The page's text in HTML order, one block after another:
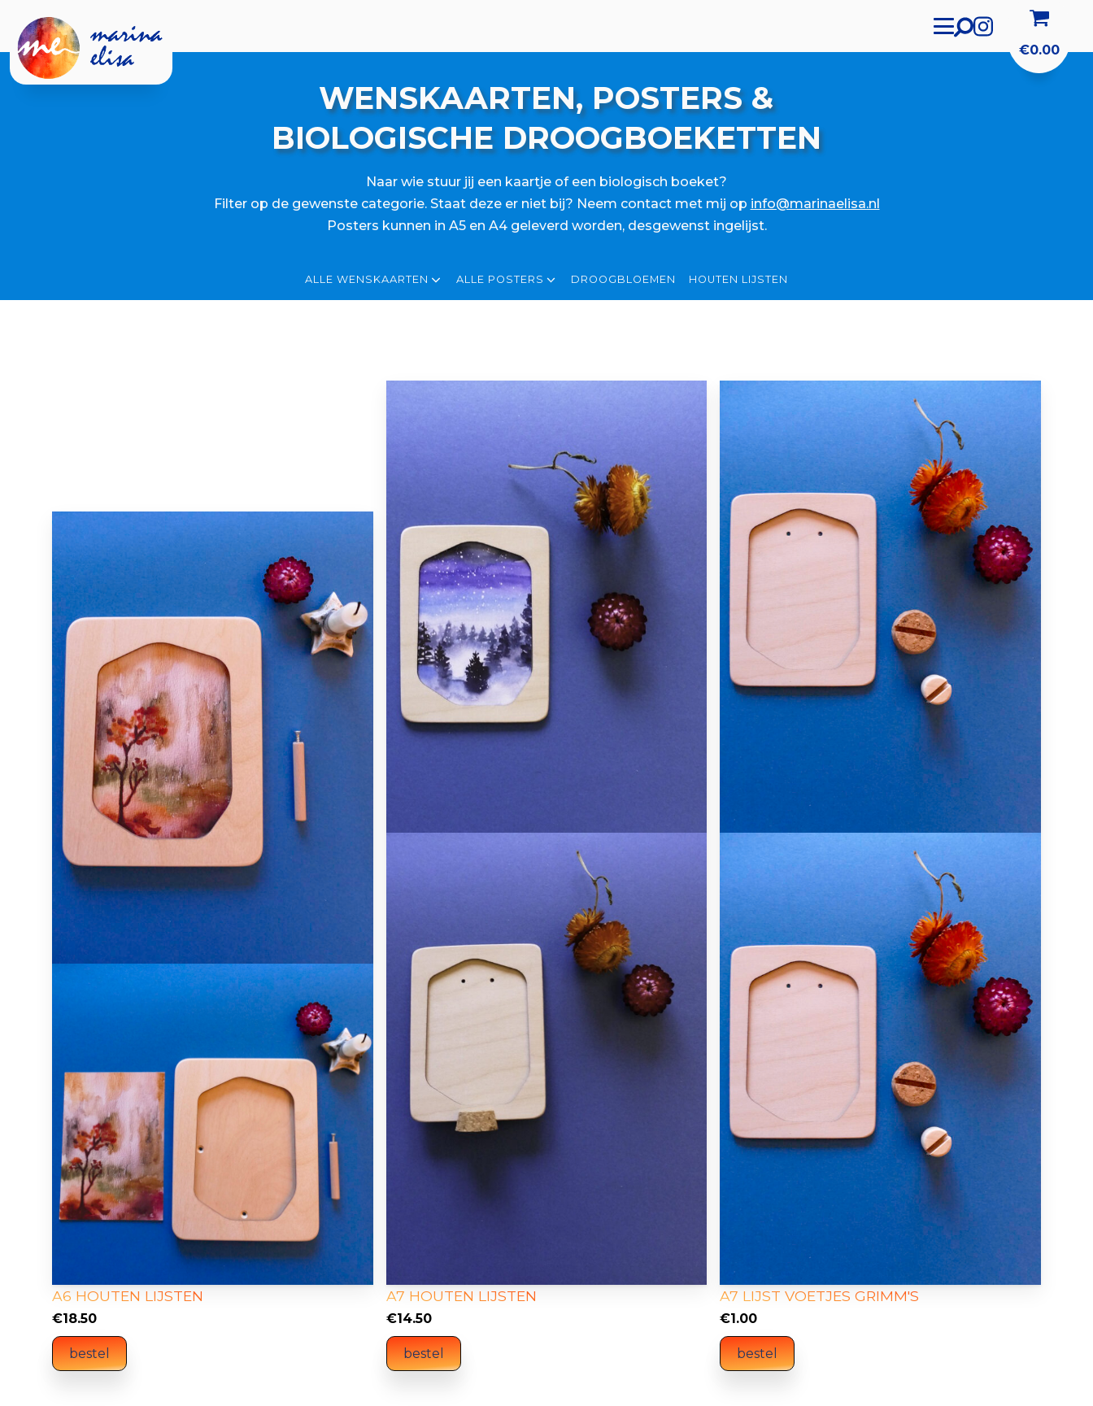
€0.00
WENSKAARTEN, POSTERS &
BIOLOGISCHE DROOGBOEKETTEN
Naar wie stuur jij een kaartje of een biologisch boeket?
Filter op de gewenste categorie. Staat deze er niet bij? Neem contact met mij op info@marinaelisa.nl
Posters kunnen in A5 en A4 geleverd worden, desgewenst ingelijst.
ALLE WENSKAARTEN ALLE POSTERS DROOGBLOEMEN HOUTEN LIJSTEN
A6 HOUTEN LIJSTEN
€18.50
bestel
A7 HOUTEN LIJSTEN
€14.50
bestel
A7 LIJST VOETJES GRIMM'S
€1.00
bestel